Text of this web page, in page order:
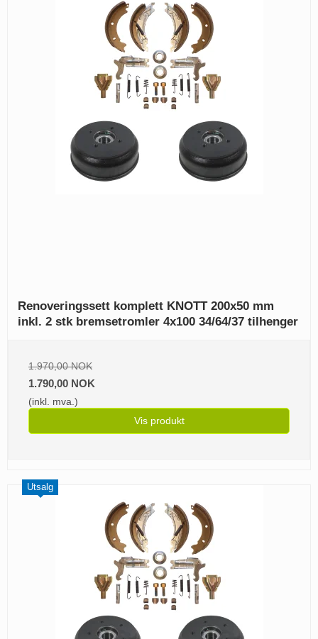
Renoveringssett komplett KNOTT 200x50 mm
inkl. 2 stk bremsetromler 4x100 34/64/37 tilhenger
1.970,00 NOK
1.790,00 NOK
(inkl. mva.)
Vis produkt
Utsalg